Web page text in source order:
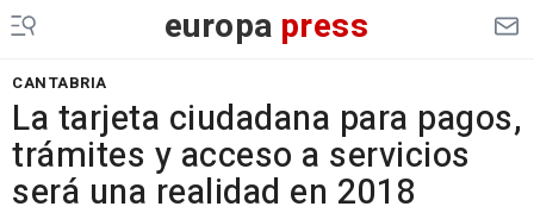
europa press
CANTABRIA
La tarjeta ciudadana para pagos,
trámites y acceso a servicios
será una realidad en 2018